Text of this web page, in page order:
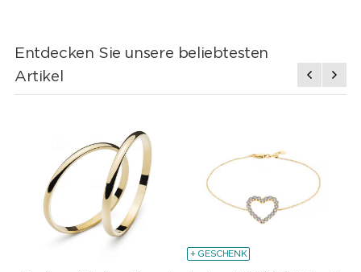
Entdecken Sie unsere beliebtesten
Artikel
+ GESCHENK